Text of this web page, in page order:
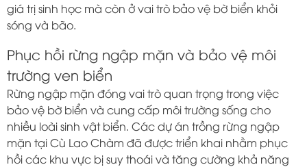
giá trị sinh học mà còn ở vai trò bảo vệ bờ biển khỏi
sóng và bão.
Phục hồi rừng ngập mặn và bảo vệ môi
trường ven biển
Rừng ngập mặn đóng vai trò quan trọng trong việc
bảo vệ bờ biển và cung cấp môi trường sống cho
nhiều loài sinh vật biển. Các dự án trồng rừng ngập
mặn tại Cù Lao Chàm đã được triển khai nhằm phục
hồi các khu vực bị suy thoái và tăng cường khả năng